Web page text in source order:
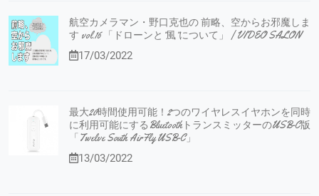
航空カメラマン・野口克也の 前略、空からお邪魔しま
す vol.16 「ドローンと”風”について」 | VIDEO SALON
17/03/2022
最大20時間使用可能！2つのワイヤレスイヤホンを同時
に利用可能にするBluetoothトランスミッターのUSB-C版
「Twelve South AirFly USB-C」
13/03/2022